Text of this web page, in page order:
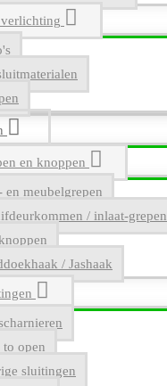
en knoppen
en meubelgrepen
/ inlaat-grepen
/ Jashaak
to open
sluitingen